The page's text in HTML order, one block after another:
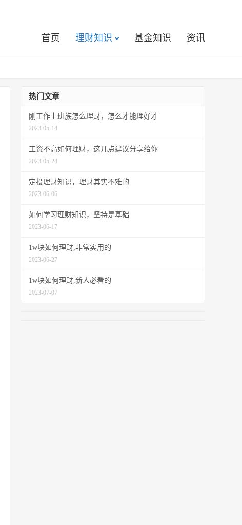
首页 理财知识 基金知识 资讯
热门文章
刚工作上班族怎么理财，怎么才能理好才
2023-05-14
工资不高如何理财，这几点建议分享给你
2023-05-24
定投理财知识，理财其实不难的
2023-06-06
如何学习理财知识，坚持是基础
2023-06-17
1w块如何理财,非常实用的
2023-06-27
1w块如何理财,新人必看的
2023-07-07